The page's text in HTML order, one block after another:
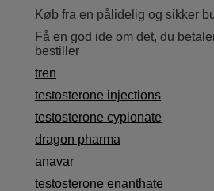
Køb fra en pålidelig og sikker
Få en god ide om det, du
bestiller
tren
testosterone injections
testosterone cypionate
dragon pharma
anavar
testosterone enanthate